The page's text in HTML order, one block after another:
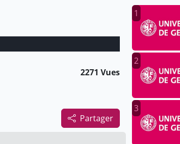
2271 Vues
Partager
1
2
3